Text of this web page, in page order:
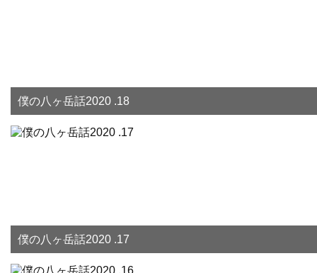
僕の八ヶ岳話2020 .18
僕の八ヶ岳話2020 .17